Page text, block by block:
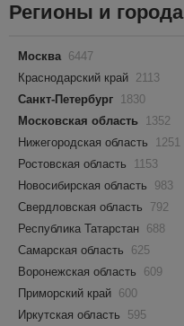
Регионы и города
Москва 6447
Краснодарский край 2113
Санкт-Петербург 1830
Московская область 1352
Нижегородская область
1251
Ростовская область
1153
Новосибирская область
983
Свердловская область
792
Республика Татарстан 688
Самарская область
625
Воронежская область
609
Приморский край 600
Иркутская область
595